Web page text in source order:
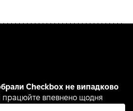
Checkbox не випадково
працюйте впевнено щодня